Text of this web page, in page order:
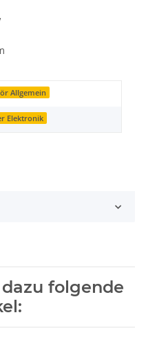
Allgemein
Elektronik
folgende